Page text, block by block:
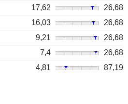
17,62
26,68
16,03
26,68
9,21
26,68
7,4
26,68
4,81 87,19